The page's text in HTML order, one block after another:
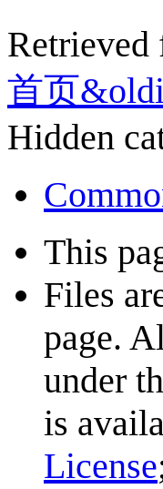
Retrieved
首页
Hidden
This
Files
page.
under
is
License